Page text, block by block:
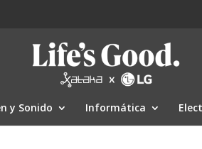
y Sonido Informática